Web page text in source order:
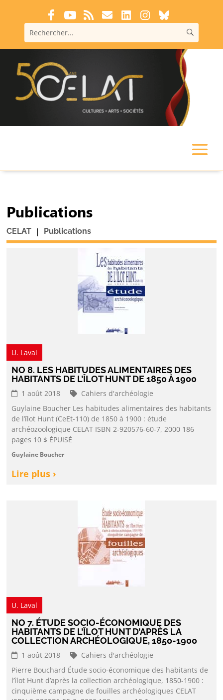
Publications
CELAT | Publications
U. Laval
NO 8. LES HABITUDES ALIMENTAIRES DES
HABITANTS DE L’ÎLOT HUNT DE 1850 À 1900
1 août 2018
Cahiers d'archéologie
Guylaine Boucher Les habitudes alimentaires des habitants
de l’îlot Hunt (CeEt-110) de 1850 à 1900 : étude
archéozoologique CELAT ISBN 2-920576-60-7, 2000 186
pages 10 $ ÉPUISÉ
Guylaine Boucher
Lire plus ›
U. Laval
NO 7. ÉTUDE SOCIO-ÉCONOMIQUE DES
HABITANTS DE L’ÎLOT HUNT D’APRÈS LA
COLLECTION ARCHÉOLOGIQUE, 1850-1900
1 août 2018
Cahiers d'archéologie
Pierre Bouchard Étude socio-économique des habitants de
l’îlot Hunt d’après la collection archéologique, 1850-1900 :
cinquième campagne de fouilles archéologiques CELAT